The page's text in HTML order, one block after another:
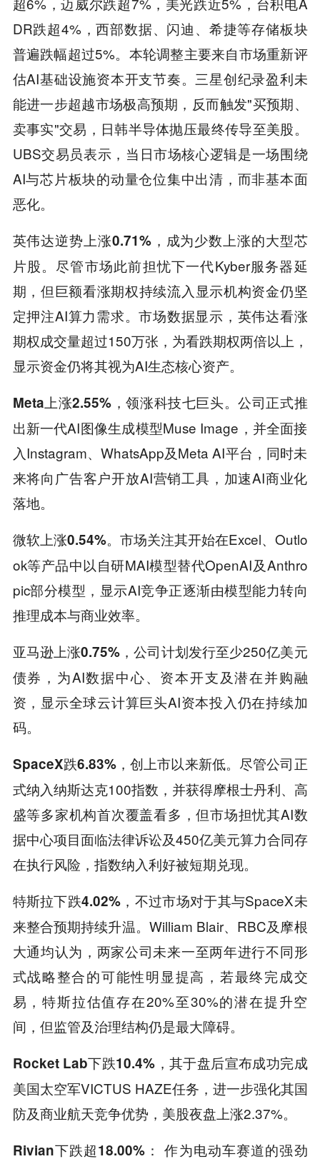
DR跌超4%，西部数据、闪迪、希捷等存储板块
普遍跌幅超过5%。本轮调整主要来自市场重新评
估AI基础设施资本开支节奏。三星创纪录盈利未
能进一步超越市场极高预期，反而触发"买预期、
卖事实"交易，日韩半导体抛压最终传导至美股。
UBS交易员表示，当日市场核心逻辑是一场围绕
AI与芯片板块的动量仓位集中出清，而非基本面
恶化。
英伟达逆势上涨0.71%，成为少数上涨的大型芯
片股。尽管市场此前担忧下一代Kyber服务器延
期，但巨额看涨期权持续流入显示机构资金仍坚
定押注AI算力需求。市场数据显示，英伟达看涨
期权成交量超过150万张，为看跌期权两倍以上，
显示资金仍将其视为AI生态核心资产。
Meta上涨2.55%，领涨科技七巨头。公司正式推
出新一代AI图像生成模型Muse Image，并全面接
入Instagram、WhatsApp及Meta AI平台，同时未
来将向广告客户开放AI营销工具，加速AI商业化
落地。
微软上涨0.54%。 市场关注其开始在Excel、Outlo
ok等产品中以自研MAI模型替代OpenAI及Anthro
pic部分模型，显示AI竞争正逐渐由模型能力转向
推理成本与商业效率。
亚马逊上涨0.75%，公司计划发行至少250亿美元
债券，为AI数据中心、资本开支及潜在并购融
资，显示全球云计算巨头AI资本投入仍在持续加
码。
SpaceX跌6.83%，创上市以来新低。尽管公司正
式纳入纳斯达克100指数，并获得摩根士丹利、高
盛等多家机构首次覆盖看多，但市场担忧其AI数
据中心项目面临法律诉讼及450亿美元算力合同存
在执行风险，指数纳入利好被短期兑现。
特斯拉下跌4.02% ，不过市场对于其与SpaceX未
来整合预期持续升温。William Blair、RBC及摩根
大通均认为，两家公司未来一至两年进行不同形
式战略整合的可能性明显提高，若最终完成交
易，特斯拉估值存在20%至30%的潜在提升空
间，但监管及治理结构仍是最大障碍。
Rocket Lab下跌10.4% ，其于盘后宣布成功完成
美国太空军VICTUS HAZE任务，进一步强化其国
防及商业航天竞争优势，美股夜盘上涨2.37%。
Rivian下跌超18.00%： 作为电动车赛道的强劲